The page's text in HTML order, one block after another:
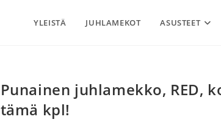
YLEISTÄ JUHLAMEKOT ASUSTEET
Punainen juhlamekko, RED,
tämä kpl!